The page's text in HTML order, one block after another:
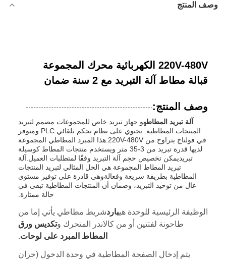
وصف المنتج
220V-480V الكهربائية محرك المجموعة
قبالة مطاط آلة التبريد مع 2 سنة ضمان
وصف المنتج:
آلة تبريد المطاطهو جهاز تبريد خاص للمجموعات مصمم لتبريد
المنتجات المطاطية. يحتوي على نظام تحكم تلقائي PLC ومتوفر
في فولتاج يتراوح من 220V-480V.هذا المبرد المطاطي المجموعة
لديها قدرة تبريد من 3-35 متر ويستخدم منتجات المطاط كوسيلة
تبريديمكن تخصيص حجم آلة التبريد وفقًا لمتطلبات العميل.آلة
تبريد المطاط المجموعة هي الحل المثالي لتبريد المنتجات
المطاطية بطريقة سريعة وفعالةوهي قادرة على توفير مستوى
عال من توحيد التبريد، وضمان أن المنتجات المطاطية تبقى في
حالة ممتازة.
الوظيفة الرئيسية للوحدة هيباردشريط مطاطي يأتي إما من
طاحونة لفتتين أو من كالاندر المتحرك وتكديس ورق
المطاط المبرد على لوحات.
يتم إدخال الصفحة المطاطية في وحدة الدخول (خزان